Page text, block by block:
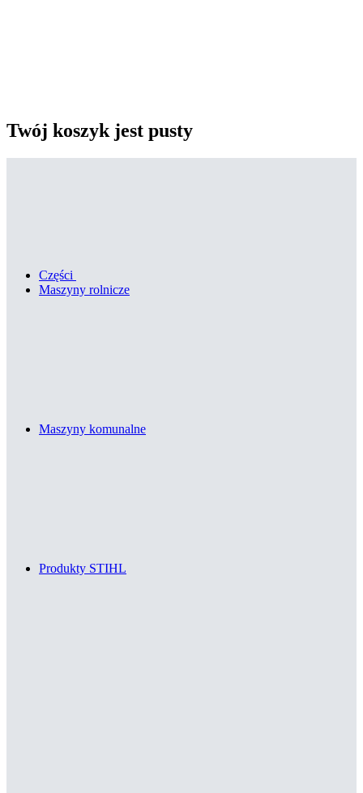
Twój koszyk jest pusty
Części
Maszyny rolnicze
Maszyny komunalne
Produkty STIHL